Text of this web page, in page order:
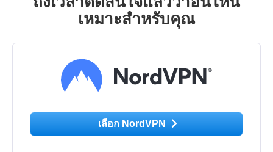
เหมาะสำหรับคุณ
เลือก NordVPN